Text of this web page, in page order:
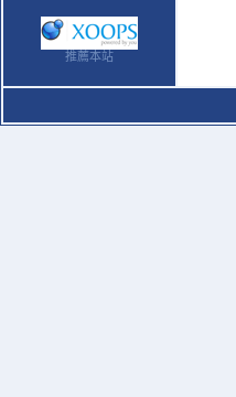
推薦本站